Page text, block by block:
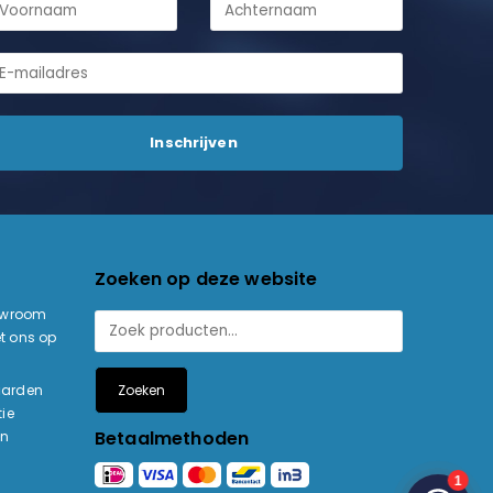
ons op
Zoeken op deze website
Zoeken
Betaalmethoden